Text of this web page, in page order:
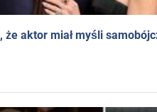
aktor miał myśli